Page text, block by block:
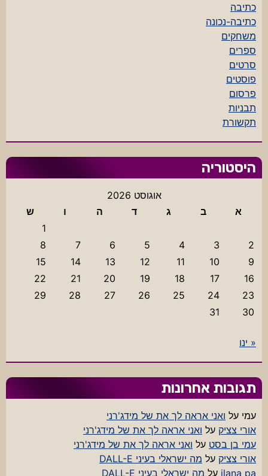
כתיבה
כתיבה-נכונה
משחקים
ספרים
סרטים
פוסטים
פרסום
תבניות
תקשורת
היסטוריה
אוגוסט 2026
א
ב ג ד ה ו
ש
1
2
3
4
5
6
7
8
9
10
11
12
13
14
15
16
17
18
19
20
21
22
23
24
25
26
27
28
29
30
31
« ינו
תגובות אחרונות
עמי על ואני אראה לך את של מידג'רני
אורי צציק על ואני אראה לך את של מידג'רני
עמי בן בסט על ואני אראה לך את של מידג'רני
אורי צציק על מה ישראלי בעיני DALL-E
ilana pa על מה ישראלי בעיני DALL-E